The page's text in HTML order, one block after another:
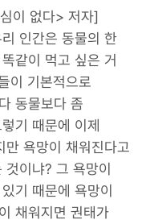
이 없다> 저자]
인간은 동물의 한
같이 먹고 싶은 거
이 기본적으로
동물보다 좀
기 때문에 이제
욕망이 채워진다고
이냐? 그 욕망이
기 때문에 욕망이
채워지면 권태가